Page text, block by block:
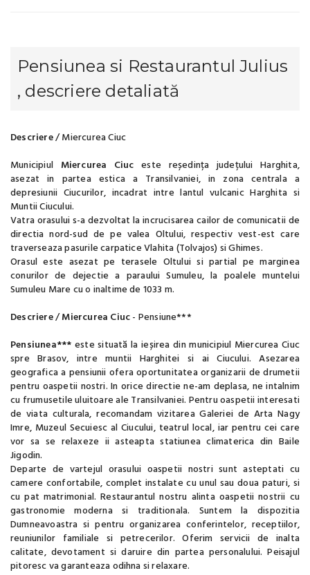
Pensiunea si Restaurantul Julius
, descriere detaliată
Descriere/ Miercurea Ciuc
Municipiul Miercurea Ciuc este reședința județului Harghita,
asezat in partea estica a Transilvaniei, in zona centrala a
depresiunii Ciucurilor, incadrat intre lantul vulcanic Harghita si
Muntii Ciucului.
Vatra orasului s-a dezvoltat la incrucisarea cailor de comunicatii de
directia nord-sud de pe valea Oltului, respectiv vest-est care
traverseaza pasurile carpatice Vlahita (Tolvajos) si Ghimes.
Orasul este asezat pe terasele Oltului si partial pe marginea
conurilor de dejectie a paraului Sumuleu, la poalele muntelui
Sumuleu Mare cu o inaltime de 1033 m.
Descriere/Miercurea Ciuc- Pensiune***
Pensiunea*** este situată la ieșirea din municipiul Miercurea Ciuc
spre Brasov, intre muntii Harghitei si ai Ciucului. Asezarea
geografica a pensiunii ofera oportunitatea organizarii de drumetii
pentru oaspetii nostri. In orice directie ne-am deplasa, ne intalnim
cu frumusetile uluitoare ale Transilvaniei. Pentru oaspetii interesati
de viata culturala, recomandam vizitarea Galeriei de Arta Nagy
Imre, Muzeul Secuiesc al Ciucului, teatrul local, iar pentru cei care
vor sa se relaxeze ii asteapta statiunea climaterica din Baile
Jigodin.
Departe de vartejul orasului oaspetii nostri sunt asteptati cu
camere confortabile, complet instalate cu unul sau doua paturi, si
cu pat matrimonial. Restaurantul nostru alinta oaspetii nostrii cu
gastronomie moderna si traditionala. Suntem la dispozitia
Dumneavoastra si pentru organizarea conferintelor, receptiilor,
reuniunilor familiale si petrecerilor. Oferim servicii de inalta
calitate, devotament si daruire din partea personalului. Peisajul
pitoresc va garanteaza odihna si relaxare.